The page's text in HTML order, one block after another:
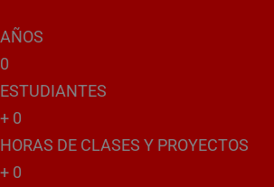
AÑOS
0
ESTUDIANTES
+ 0
HORAS DE CLASES Y PROYECTOS
+ 0